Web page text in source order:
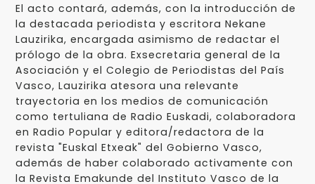
El acto contará, además, con la introducción de
la destacada periodista y escritora Nekane
Lauzirika, encargada asimismo de redactar el
prólogo de la obra. Exsecretaria general de la
Asociación y el Colegio de Periodistas del País
Vasco, Lauzirika atesora una relevante
trayectoria en los medios de comunicación
como tertuliana de Radio Euskadi, colaboradora
en Radio Popular y editora/redactora de la
revista "Euskal Etxeak" del Gobierno Vasco,
además de haber colaborado activamente con
la Revista Emakunde del Instituto Vasco de la